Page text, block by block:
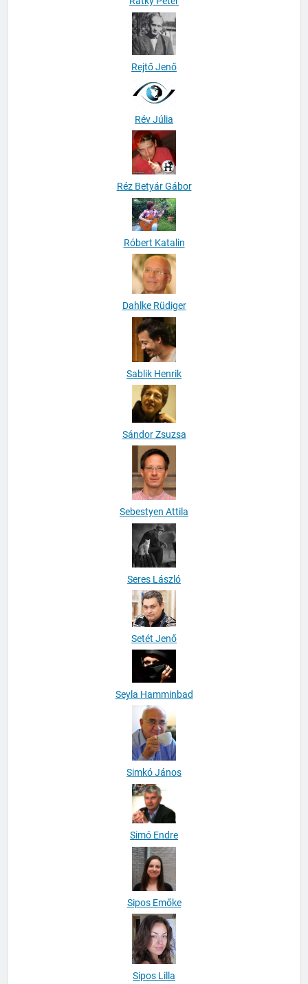
Rejtő Jenő
Rév Júlia
Réz Betyár Gábor
Róbert Katalin
Dahlke Rüdiger
Sablik Henrik
Sándor Zsuzsa
Sebestyen Attila
Seres László
Setét Jenő
Seyla Hamminbad
Simkó János
Simó Endre
Sipos Emőke
Sipos Lilla